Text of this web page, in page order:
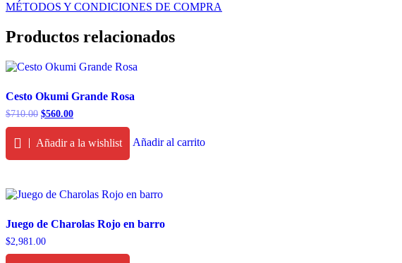
MÉTODOS Y CONDICIONES DE COMPRA
Productos relacionados
Cesto Okumi Grande Rosa
$710.00 Original
$710.00.
$560.00Current
$560.00.
Añadir a la wishlist Añadir al carrito
Juego de Charolas Rojo en barro
$2,981.00